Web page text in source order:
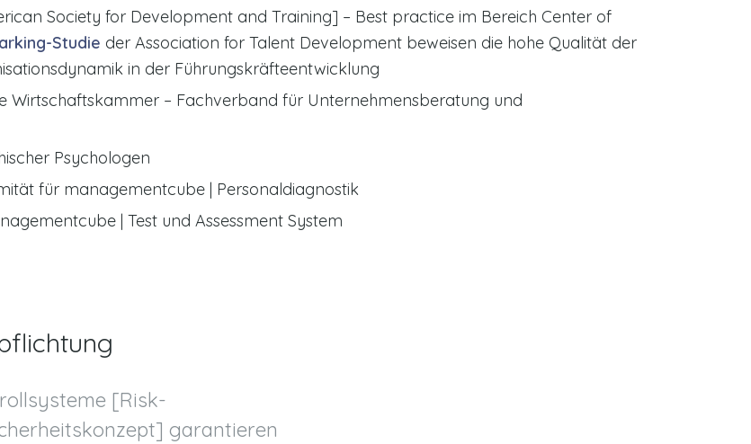
Society for Development and Training] – Best practice im Bereich Center of
Studie der Association for Talent Development beweisen die hohe Qualität der
in der Führungskräfteentwicklung
Wirtschaftskammer – Fachverband für Unternehmensberatung und
Psychologen
für managementcube | Personaldiagnostik
| Test und Assessment System
[Risk-
garantieren